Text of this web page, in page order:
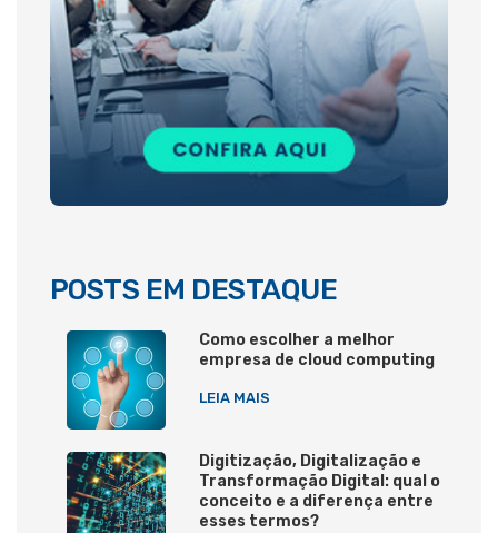
POSTS EM DESTAQUE
Como escolher a melhor
empresa de cloud computing
LEIA MAIS
Digitização, Digitalização e
Transformação Digital: qual o
conceito e a diferença entre
esses termos?